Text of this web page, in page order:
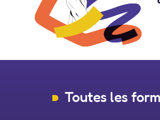
Toutes les